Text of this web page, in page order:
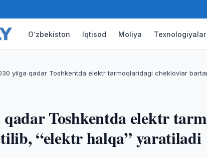
O‘zbekiston Iqtisod Moliya Texnologiyalar
yilga qadar Toshkentda elektr tarmoqlaridagi cheklovlar
qadar Toshkentda elektr
“elektr halqa” yaratiladi